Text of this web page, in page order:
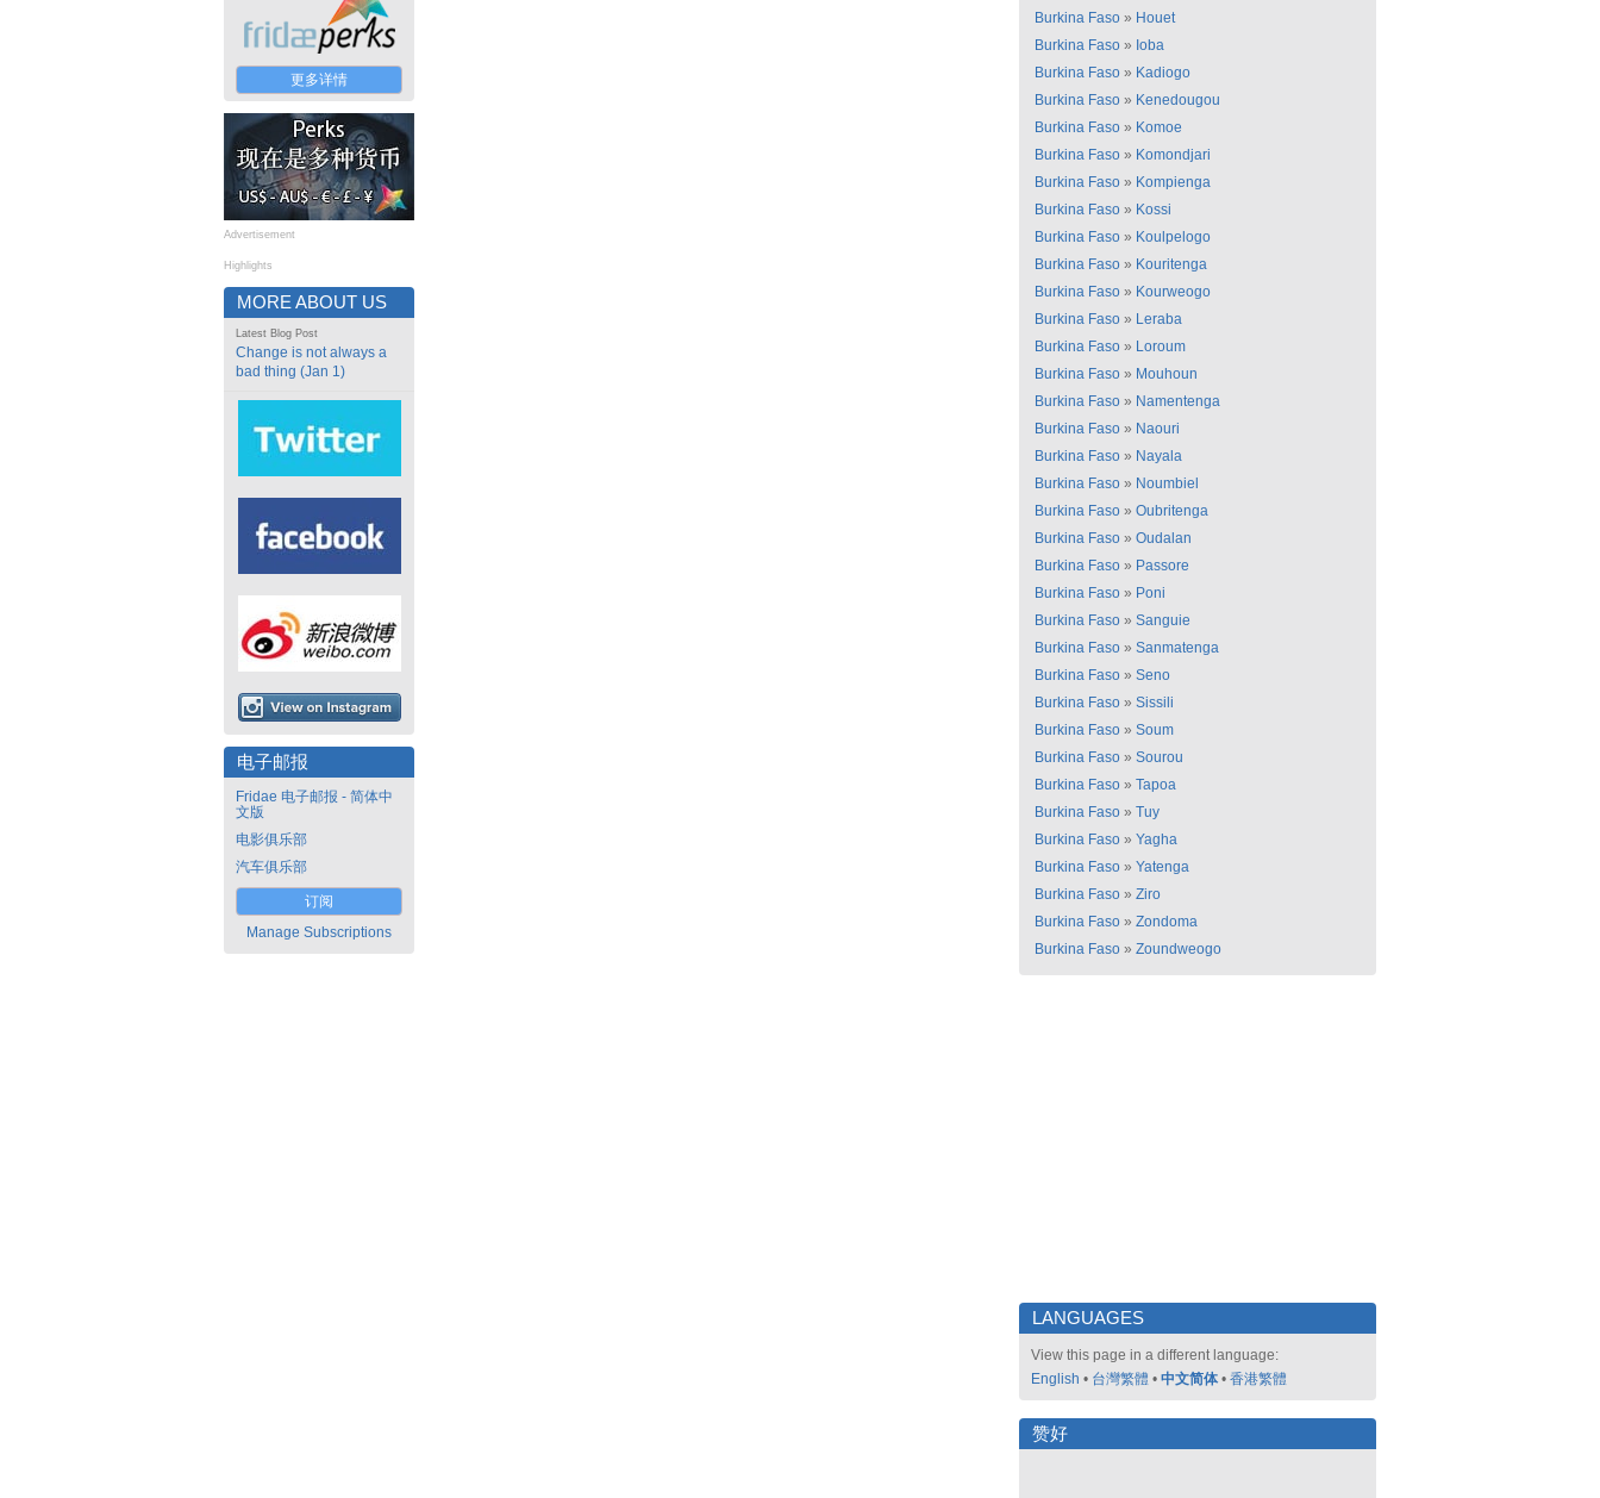
更多详情
Advertisement
Highlights
MORE ABOUT US
Latest Blog Post
Change is not always a
bad thing (Jan 1)
电子邮报
Fridae 电子邮报 - 简体中
文版
电影俱乐部
汽车俱乐部
订阅
Manage Subscriptions
Burkina Faso » Houet
Burkina Faso » Ioba
Burkina Faso » Kadiogo
Burkina Faso » Kenedougou
Burkina Faso » Komoe
Burkina Faso » Komondjari
Burkina Faso » Kompienga
Burkina Faso » Kossi
Burkina Faso » Koulpelogo
Burkina Faso » Kouritenga
Burkina Faso » Kourweogo
Burkina Faso » Leraba
Burkina Faso » Loroum
Burkina Faso » Mouhoun
Burkina Faso » Namentenga
Burkina Faso » Naouri
Burkina Faso » Nayala
Burkina Faso » Noumbiel
Burkina Faso » Oubritenga
Burkina Faso » Oudalan
Burkina Faso » Passore
Burkina Faso » Poni
Burkina Faso » Sanguie
Burkina Faso » Sanmatenga
Burkina Faso » Seno
Burkina Faso » Sissili
Burkina Faso » Soum
Burkina Faso » Sourou
Burkina Faso » Tapoa
Burkina Faso » Tuy
Burkina Faso » Yagha
Burkina Faso » Yatenga
Burkina Faso » Ziro
Burkina Faso » Zondoma
Burkina Faso » Zoundweogo
LANGUAGES
View this page in a different language:
English • 台灣繁體 • 中文简体 • 香港繁體
赞好